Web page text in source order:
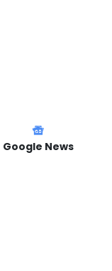
Google News